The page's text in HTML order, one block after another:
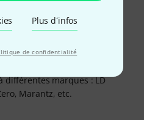
Plus d´infos
de confidentialité
différentes marques : LD
Marantz, etc.